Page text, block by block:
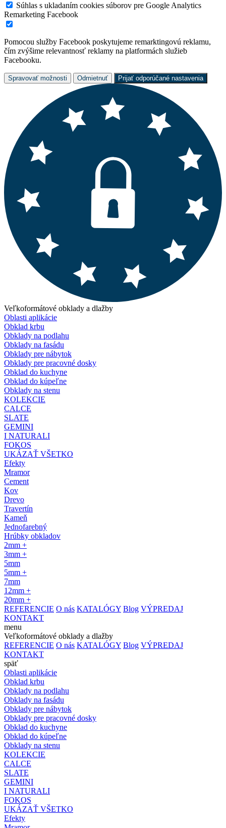
Súhlas s ukladaním cookies súborov pre Google Analytics
Remarketing Facebook
Pomocou služby Facebook poskytujeme remarktingovú reklamu,
čím zvýšime relevantnosť reklamy na platformách služieb
Facebooku.
Spravovať možnosti Odmietnuť Prijať odporúčané nastavenia
Veľkoformátové obklady a dlažby
Oblasti aplikácie
Obklad krbu
Obklady na podlahu
Obklady na fasádu
Obklady pre nábytok
Obklady pre pracovné dosky
Obklad do kuchyne
Obklad do kúpeľne
Obklady na stenu
KOLEKCIE
CALCE
SLATE
GEMINI
I NATURALI
FOKOS
UKÁZAŤ VŠETKO
Efekty
Mramor
Cement
Kov
Drevo
Travertín
Kameň
Jednofarebný
Hrúbky obkladov
2mm +
3mm +
5mm
5mm +
7mm
12mm +
20mm +
REFERENCIE O nás KATALÓGY Blog VÝPREDAJ
KONTAKT
menu
Veľkoformátové obklady a dlažby
REFERENCIE O nás KATALÓGY Blog VÝPREDAJ
KONTAKT
späť
Oblasti aplikácie
Obklad krbu
Obklady na podlahu
Obklady na fasádu
Obklady pre nábytok
Obklady pre pracovné dosky
Obklad do kuchyne
Obklad do kúpeľne
Obklady na stenu
KOLEKCIE
CALCE
SLATE
GEMINI
I NATURALI
FOKOS
UKÁZAŤ VŠETKO
Efekty